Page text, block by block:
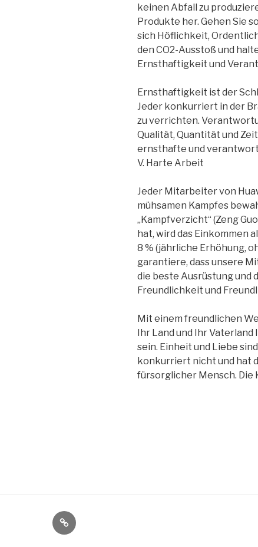
keinen Abfall zu
Produkte her. Gehen Sie
sich Höflichkeit,
den CO2-Ausstoß und
Ernsthaftigkeit und
Ernsthaftigkeit ist der
Jeder konkurriert in der
zu verrichten.
Qualität, Quantität und
ernsthafte und
V. Harte Arbeit
Jeder Mitarbeiter von
mühsamen Kampfes
„Kampfverzicht“ (Zeng
hat, wird das Einkommen
8 % (jährliche Erhöhung,
garantiere, dass unsere
die beste Ausrüstung und
Freundlichkeit und
Mit einem freundlichen
Ihr Land und Ihr
sein. Einheit und Liebe
konkurriert nicht und hat
fürsorglicher Mensch. Die
E-
Mail: